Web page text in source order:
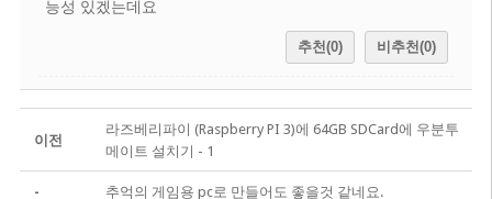
능성 있겠는데요
추천(0) 비추천(0)
이전
라즈베리파이 (Raspberry PI 3)에 64GB SDCard에 우분투
메이트 설치기 - 1
- 추억의 게임용 pc로 만들어도 좋을것 같네요.